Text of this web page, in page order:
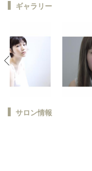
ギャラリー
サロン情報